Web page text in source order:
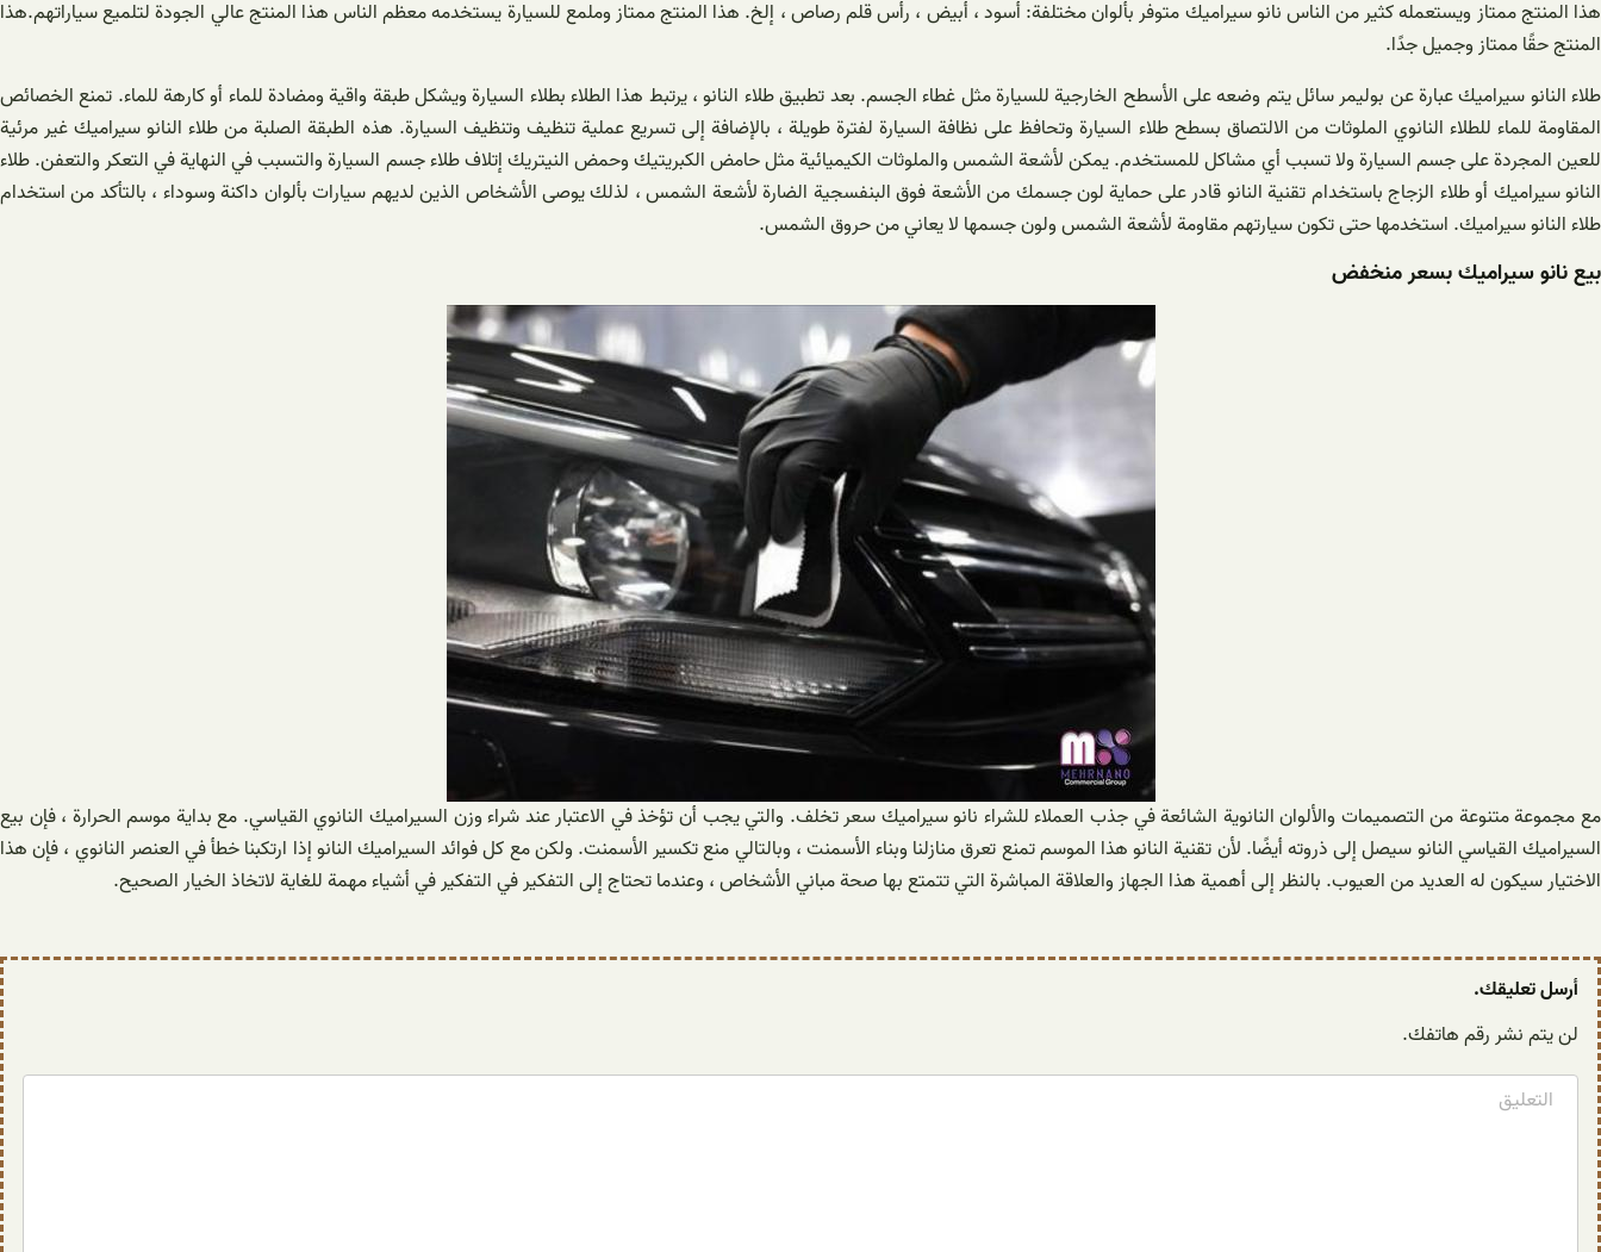
هذا المنتج ممتاز ويستعمله كثير من الناس نانو سيراميك متوفر بألوان مختلفة: أسود ، أبيض ، رأس قلم رصاص ، إلخ. هذا المنتج ممتاز وملمع للسيارة يستخدمه معظم الناس هذا المنتج عالي الجودة لتلميع سياراتهم.هذا
المنتج حقًا ممتاز وجميل جدًا.
طلاء النانو سيراميك عبارة عن بوليمر سائل يتم وضعه على الأسطح الخارجية للسيارة مثل غطاء الجسم. بعد تطبيق طلاء النانو ، يرتبط هذا الطلاء بطلاء السيارة ويشكل طبقة واقية ومضادة للماء أو كارهة للماء. تمنع الخصائص
المقاومة للماء للطلاء النانوي الملوثات من الالتصاق بسطح طلاء السيارة وتحافظ على نظافة السيارة لفترة طويلة ، بالإضافة إلى تسريع عملية تنظيف وتنظيف السيارة. هذه الطبقة الصلبة من طلاء النانو سيراميك غير مرئية
للعين المجردة على جسم السيارة ولا تسبب أي مشاكل للمستخدم. يمكن لأشعة الشمس والملوثات الكيميائية مثل حامض الكبريتيك وحمض النيتريك إتلاف طلاء جسم السيارة والتسبب في النهاية في التعكر والتعفن. طلاء
النانو سيراميك أو طلاء الزجاج باستخدام تقنية النانو قادر على حماية لون جسمك من الأشعة فوق البنفسجية الضارة لأشعة الشمس ، لذلك يوصى الأشخاص الذين لديهم سيارات بألوان داكنة وسوداء ، بالتأكد من استخدام
طلاء النانو سيراميك. استخدمها حتى تكون سيارتهم مقاومة لأشعة الشمس ولون جسمها لا يعاني من حروق الشمس.
بيع نانو سيراميك بسعر منخفض
مع مجموعة متنوعة من التصميمات والألوان النانوية الشائعة في جذب العملاء للشراء نانو سيراميك سعر تخلف. والتي يجب أن تؤخذ في الاعتبار عند شراء وزن السيراميك النانوي القياسي. مع بداية موسم الحرارة ، فإن بيع
السيراميك القياسي النانو سيصل إلى ذروته أيضًا. لأن تقنية النانو هذا الموسم تمنع تعرق منازلنا وبناء الأسمنت ، وبالتالي منع تكسير الأسمنت. ولكن مع كل فوائد السيراميك النانو إذا ارتكبنا خطأ في العنصر النانوي ، فإن هذا
الاختيار سيكون له العديد من العيوب. بالنظر إلى أهمية هذا الجهاز والعلاقة المباشرة التي تتمتع بها صحة مباني الأشخاص ، وعندما تحتاج إلى التفكير في التفكير في أشياء مهمة للغاية لاتخاذ الخيار الصحيح.
أرسل تعليقك.
لن يتم نشر رقم هاتفك.